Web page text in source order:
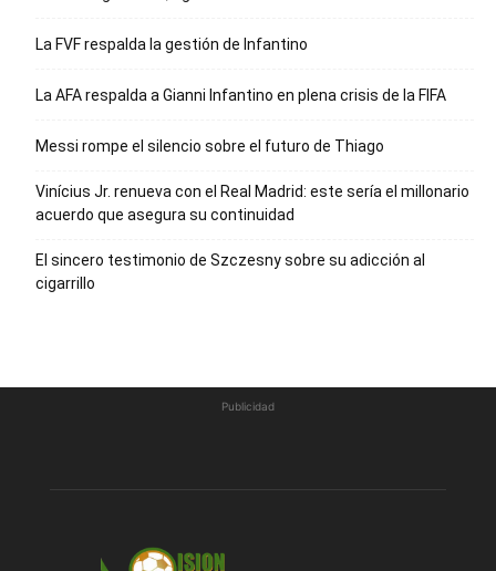
La FVF respalda la gestión de Infantino
La AFA respalda a Gianni Infantino en plena crisis de la FIFA
Messi rompe el silencio sobre el futuro de Thiago
Vinícius Jr. renueva con el Real Madrid: este sería el millonario
acuerdo que asegura su continuidad
El sincero testimonio de Szczesny sobre su adicción al
cigarrillo
Publicidad